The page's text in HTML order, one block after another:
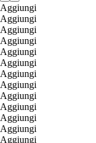
Aggiungi
Aggiungi
Aggiungi
Aggiungi
Aggiungi
Aggiungi
Aggiungi
Aggiungi
Aggiungi
Aggiungi
Aggiungi
Aggiungi
Aggiungi